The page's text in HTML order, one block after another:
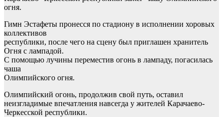
огня.
Гимн Эстафеты пронесся по стадиону в исполнении хоровых
коллективов
республики, после чего на сцену был приглашен хранитель
Огня с лампадой.
С помощью лучины переместив огонь в лампаду, погасилась
чаша
Олимпийского огня.
Олимпийский огонь, продолжив свой путь, оставил
неизгладимые впечатления навсегда у жителей Карачаево-
Черкесской республики.